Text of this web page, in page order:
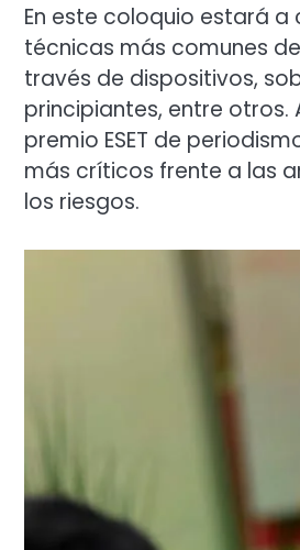
En este coloquio estará
técnicas más comunes
través de dispositivos,
principiantes, entre
premio ESET de
más críticos frente a las
los riesgos.